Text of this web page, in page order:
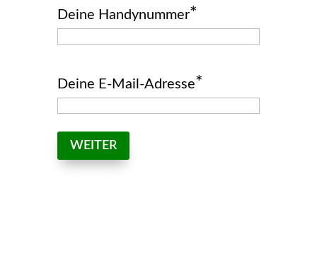
Deine Handynummer*
Deine E-Mail-Adresse*
WEITER